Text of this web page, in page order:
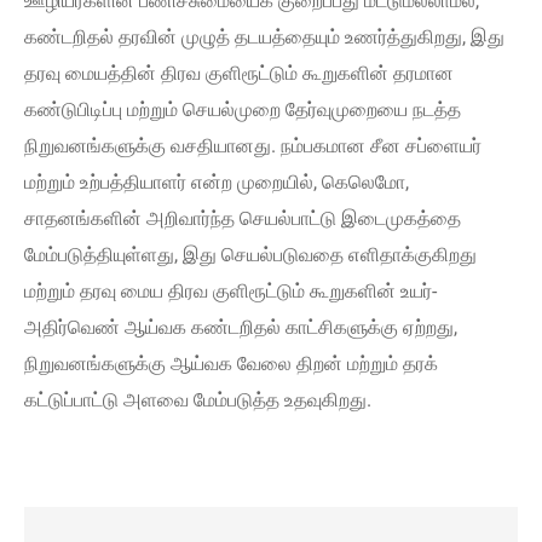
கண்டறிதல் தரவின் முழுத் தடயத்தையும் உணர்த்துகிறது, இது
தரவு மையத்தின் திரவ குளிரூட்டும் கூறுகளின் தரமான
கண்டுபிடிப்பு மற்றும் செயல்முறை தேர்வுமுறையை நடத்த
நிறுவனங்களுக்கு வசதியானது. நம்பகமான சீன சப்ளையர்
மற்றும் உற்பத்தியாளர் என்ற முறையில், கெலெமோ,
சாதனங்களின் அறிவார்ந்த செயல்பாட்டு இடைமுகத்தை
மேம்படுத்தியுள்ளது, இது செயல்படுவதை எளிதாக்குகிறது
மற்றும் தரவு மைய திரவ குளிரூட்டும் கூறுகளின் உயர்-
அதிர்வெண் ஆய்வக கண்டறிதல் காட்சிகளுக்கு ஏற்றது,
நிறுவனங்களுக்கு ஆய்வக வேலை திறன் மற்றும் தரக்
கட்டுப்பாட்டு அளவை மேம்படுத்த உதவுகிறது.